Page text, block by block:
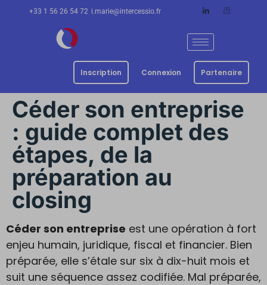
+33 1 56 26 54 72 i.marie@intercessio.fr
Inscription Connexion Partenaire
Céder son entreprise
: guide complet des
étapes, de la
préparation au
closing
Céder son entreprise est une opération à fort
enjeu humain, juridique, fiscal et financier. Bien
préparée, elle s’étale sur six à dix-huit mois et
suit une séquence assez codifiée. Mal préparée,